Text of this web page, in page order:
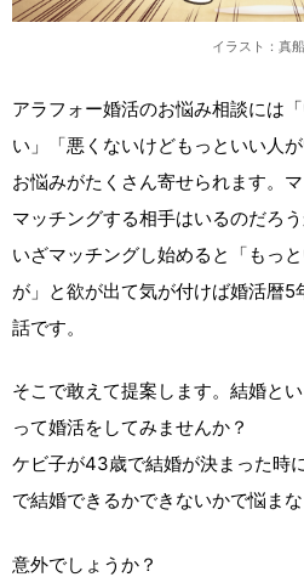
イラスト：真
アラフォー婚活のお悩み相談には
い」「悪くないけどもっといい人
お悩みがたくさん寄せられます。
マッチングする相手はいるのだろ
いざマッチングし始めると「もっ
が」と欲が出て気が付けば婚活暦5
話です。
そこで敢えて提案します。結婚と
って婚活をしてみませんか？
ケビ子が43歳で結婚が決まった時
で結婚できるかできないかで悩まな
意外でしょうか？